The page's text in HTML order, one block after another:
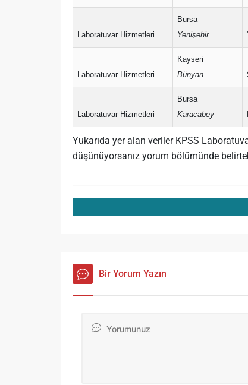
Laboratuvar Hizmetleri
Bursa
Yenişehir
Laboratuvar Hizmetleri
Kayseri
Bünyan
Laboratuvar Hizmetleri
Bursa
Karacabey
Yukarıda yer alan veriler KPSS
düşünüyorsanız yorum bölümünde
Bir Yorum Yazın